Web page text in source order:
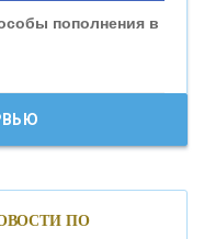
БАНК»
пополнения в
ПО